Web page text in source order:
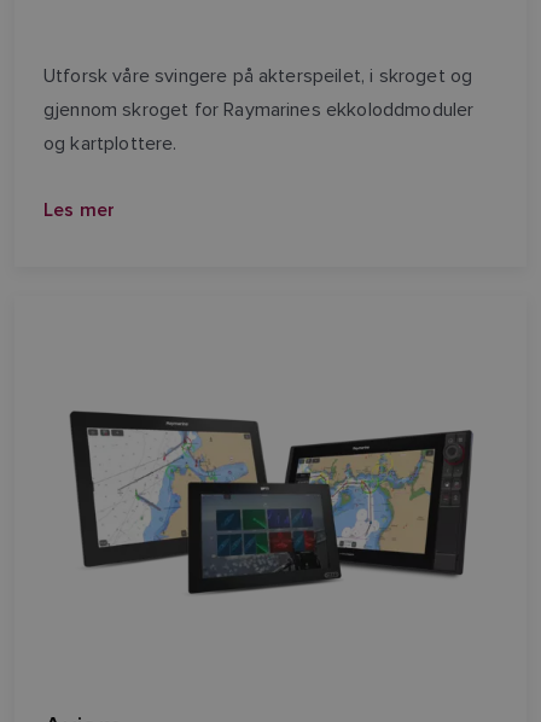
Utforsk våre svingere på akterspeilet, i skroget og
gjennom skroget for Raymarines ekkoloddmoduler
og kartplottere.
Les mer